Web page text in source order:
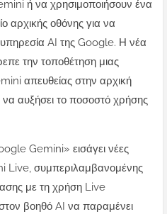
ή να χρησιμοποιήσουν ένα
αρχικής οθόνης για να
AI της Google. Η νέα
την τοποθέτηση μιας
απευθείας στην αρχική
αυξήσει το ποσοστό χρήσης
Gemini» εισάγει νέες
Live, συμπεριλαμβανομένης
με τη χρήση Live
βοηθό AI να παραμένει